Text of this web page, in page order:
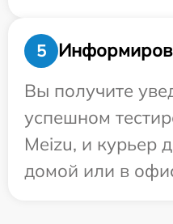
5
Вы получите
успешном
Meizu, и курьер
домой или в